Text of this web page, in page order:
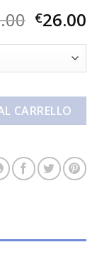
€26.00
quantità
CARRELLO